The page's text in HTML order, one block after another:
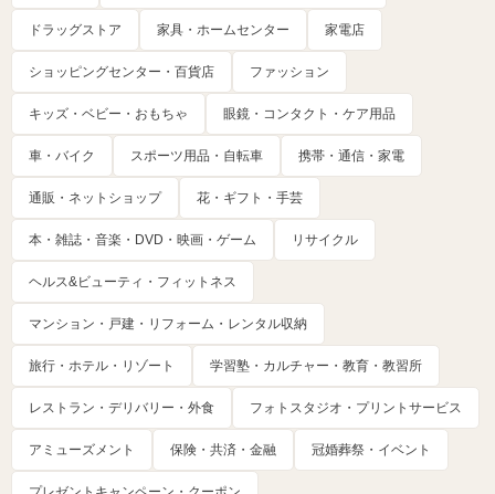
ドラッグストア 家具・ホームセンター 家電店
ショッピングセンター・百貨店 ファッション
キッズ・ベビー・おもちゃ 眼鏡・コンタクト・ケア用品
車・バイク スポーツ用品・自転車 携帯・通信・家電
通販・ネットショップ 花・ギフト・手芸
本・雑誌・音楽・DVD・映画・ゲーム リサイクル
ヘルス&ビューティ・フィットネス
マンション・戸建・リフォーム・レンタル収納
旅行・ホテル・リゾート 学習塾・カルチャー・教育・教習所
レストラン・デリバリー・外食 フォトスタジオ・プリントサービス
アミューズメント 保険・共済・金融 冠婚葬祭・イベント